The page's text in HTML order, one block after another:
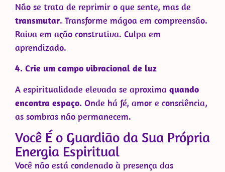
Não se trata de reprimir o que sente, mas de
transmutar. Transforme mágoa em compreensão.
Raiva em ação construtiva. Culpa em
aprendizado.
4. Crie um campo vibracional de luz
A espiritualidade elevada se aproxima quando
encontra espaço. Onde há fé, amor e consciência,
as sombras não permanecem.
Você É o Guardião da Sua Própria
Energia Espiritual
Você não está condenado à presença das